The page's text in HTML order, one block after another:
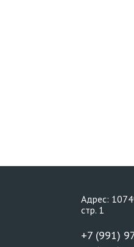
Адрес:
стр. 1
+7 (991)